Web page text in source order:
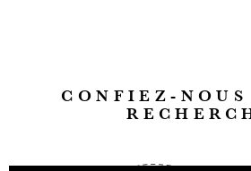
CONFIEZ-NOUS